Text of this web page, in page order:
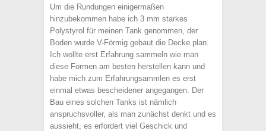
Um die Rundungen einigermaßen
hinzubekommen habe ich 3 mm starkes
Polystyrol für meinen Tank genommen, der
Boden wurde V-Förmig gebaut die Decke plan.
Ich wollte erst Erfahrung sammeln wie man
diese Formen am besten herstellen kann und
habe mich zum Erfahrungsammlen es erst
einmal etwas bescheidener angegangen. Der
Bau eines solchen Tanks ist nämlich
anspruchsvoller, als man zunächst denkt und es
aussieht, es erfordert viel Geschick und